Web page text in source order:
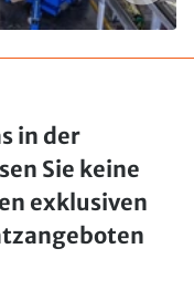
in der
Sie keine
exklusiven